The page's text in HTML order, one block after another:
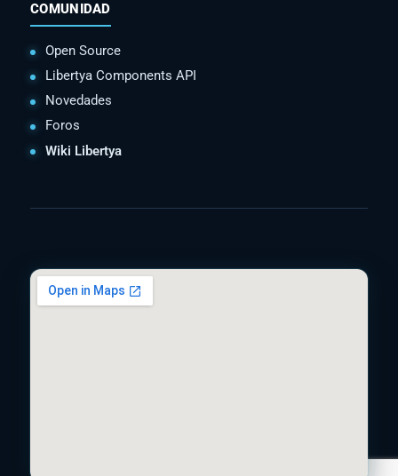
COMUNIDAD
Open Source
Libertya Components API
Novedades
Foros
Wiki Libertya